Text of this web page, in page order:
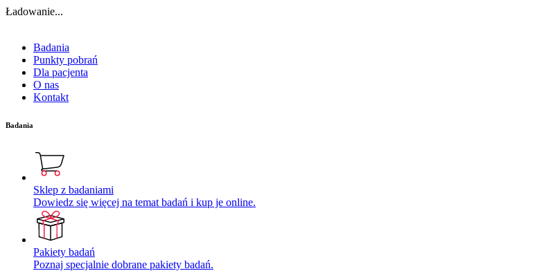
Ładowanie...
Badania
Punkty pobrań
Dla pacjenta
O nas
Kontakt
Badania
Sklep z badaniami
Dowiedz się więcej na temat badań i kup je online.
Pakiety badań
Poznaj specjalnie dobrane pakiety badań.